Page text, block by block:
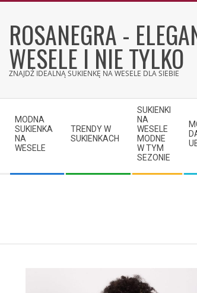
contentROSANEGRA -
WESELE I NIE TYLKO
ZNAJDŹ IDEALNĄ SUKIENKĘ NA WESELE DLA SIEBIE
Navigation
Menu
MODNA
SUKIENKA
NA
WESELE
TRENDY W
SUKIENKACH
SUKIENKI
NA
WESELE
MODNE
W TYM
SEZONIE